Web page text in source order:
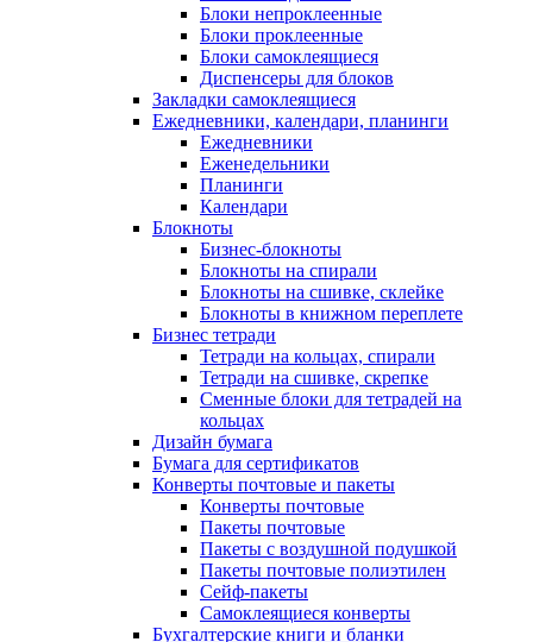
Блоки непроклеенные
Блоки проклеенные
Блоки самоклеящиеся
Диспенсеры для блоков
Закладки самоклеящиеся
Ежедневники, календари, планинги
Ежедневники
Еженедельники
Планинги
Календари
Блокноты
Бизнес-блокноты
Блокноты на спирали
Блокноты на сшивке, склейке
Блокноты в книжном переплете
Бизнес тетради
Тетради на кольцах, спирали
Тетради на сшивке, скрепке
Сменные блоки для тетрадей на
кольцах
Дизайн бумага
Бумага для сертификатов
Конверты почтовые и пакеты
Конверты почтовые
Пакеты почтовые
Пакеты с воздушной подушкой
Пакеты почтовые полиэтилен
Сейф-пакеты
Самоклеящиеся конверты
Бухгалтерские книги и бланки